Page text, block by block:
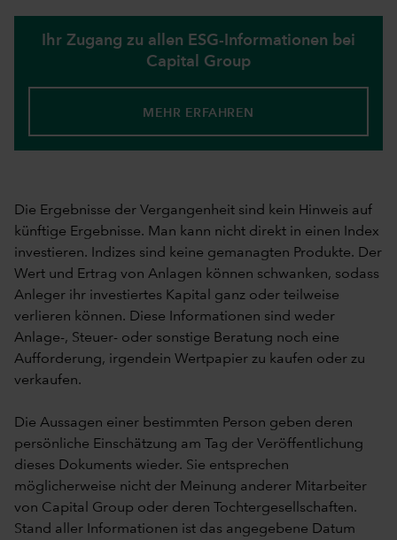
Ihr Zugang zu allen ESG-Informationen bei
Capital Group
MEHR ERFAHREN
Die Ergebnisse der Vergangenheit sind kein Hinweis auf
künftige Ergebnisse. Man kann nicht direkt in einen Index
investieren. Indizes sind keine gemanagten Produkte. Der
Wert und Ertrag von Anlagen können schwanken, sodass
Anleger ihr investiertes Kapital ganz oder teilweise
verlieren können. Diese Informationen sind weder
Anlage-, Steuer- oder sonstige Beratung noch eine
Aufforderung, irgendein Wertpapier zu kaufen oder zu
verkaufen.
Die Aussagen einer bestimmten Person geben deren
persönliche Einschätzung am Tag der Veröffentlichung
dieses Dokuments wieder. Sie entsprechen
möglicherweise nicht der Meinung anderer Mitarbeiter
von Capital Group oder deren Tochtergesellschaften.
Stand aller Informationen ist das angegebene Datum